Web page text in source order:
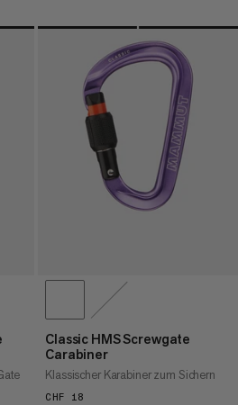
Classic HMS Screwgate
Carabiner
Klassischer Karabiner zum Sichern
CHF 18